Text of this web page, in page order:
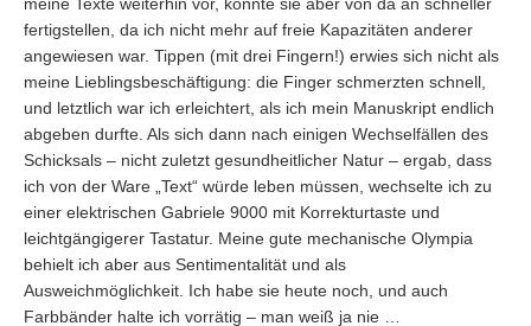
meine Texte weiterhin vor, konnte sie aber von da an schneller
fertigstellen, da ich nicht mehr auf freie Kapazitäten anderer
angewiesen war. Tippen (mit drei Fingern!) erwies sich nicht als
meine Lieblingsbeschäftigung: die Finger schmerzten schnell,
und letztlich war ich erleichtert, als ich mein Manuskript endlich
abgeben durfte. Als sich dann nach einigen Wechselfällen des
Schicksals – nicht zuletzt gesundheitlicher Natur – ergab, dass
ich von der Ware „Text“ würde leben müssen, wechselte ich zu
einer elektrischen Gabriele 9000 mit Korrekturtaste und
leichtgängigerer Tastatur. Meine gute mechanische Olympia
behielt ich aber aus Sentimentalität und als
Ausweichmöglichkeit. Ich habe sie heute noch, und auch
Farbbänder halte ich vorrätig – man weiß ja nie …